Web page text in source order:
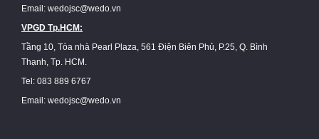
Email: wedojsc@wedo.vn
VPGD Tp.HCM:
Tầng 10, Tòa nhà Pearl Plaza, 561 Điện Biên Phủ, P.25, Q. Bình
Thạnh, Tp. HCM.
Tel: 083 889 6767
Email: wedojsc@wedo.vn